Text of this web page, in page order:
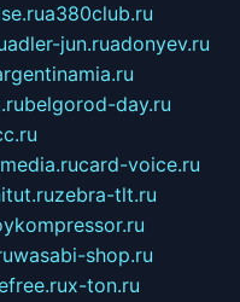
a380club.ru
adler-jun.ruadonyev.ru
belgorod-day.ru
card-voice.ru
zebra-tlt.ru
wasabi-shop.ru
x-ton.ru